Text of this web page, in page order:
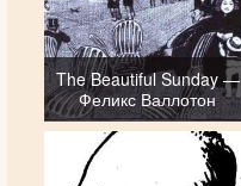
The Beautiful Sunday —
Феликс Валлотон